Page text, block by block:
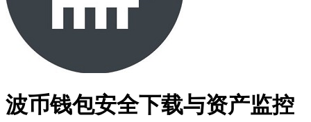
波币钱包安全下载与资产监控